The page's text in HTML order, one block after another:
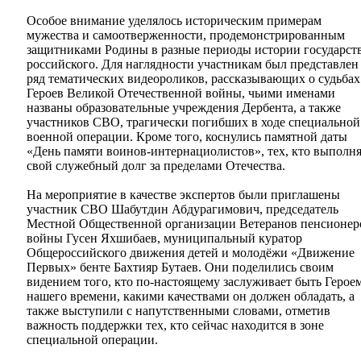
Особое внимание уделялось историческим примерам
мужества и самоотверженности, продемонстрированным
защитниками Родины в разные периоды истории
российского. Для наглядности участникам был представлен
ряд тематических видеороликов, рассказывающих о судьбах
Героев Великой Отечественной войны, чьими именами
названы образовательные учреждения Дербента, а также
участников СВО, трагически погибших в ходе специальной
военной операции. Кроме того, коснулись памятной даты
«День памяти воинов-интернациолистов», тех, кто
свой служебный долг за пределами Отечества.
На мероприятие в качестве экспертов были приглашены
участник СВО Шабутдин Абдурагимович, председатель
Местной Общественной организации Ветеранов
войны Гусен Яхшибаев, муниципальный куратор
Общероссийского движения детей и молодёжи «Движение
Первых» бенте Бахтияр Бутаев. Они поделились своим
видением того, кто по-настоящему заслуживает быть
нашего времени, какими качествами он должен обладать, а
также выступили с напутственными словами, отметив
важность поддержки тех, кто сейчас находится в зоне
специальной операции.